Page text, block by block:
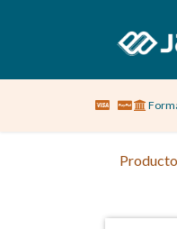
Sobre nosotros